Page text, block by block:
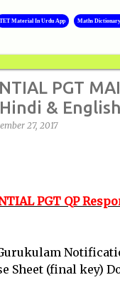
TET Material In Urdu App Maths
PGT
&
27, 2017
PGT QP
Sheet (final key)